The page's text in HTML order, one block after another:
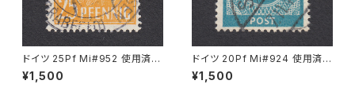
ドイツ 25Pf Mi#952 使用済み
切手｜MERKERSHAUSEN 14.
2.1948
¥1,500
ドイツ 20Pf Mi#924 使用済み
切手｜SIGLINGEN 7.11.1947
¥1,500